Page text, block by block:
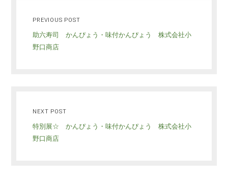
PREVIOUS POST
助六寿司 かんぴょう・味付かんぴょう 株式会社小
野口商店
NEXT POST
特別展☆ かんぴょう・味付かんぴょう 株式会社小
野口商店